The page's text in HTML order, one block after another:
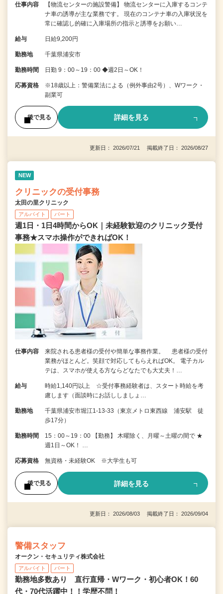
仕事内容
【物流センターの施設警備】 物流センターに入庫するコンテ
ナ車の誘導が主な業務です。 現在のコンテナ車の入庫状況を
常に確認し的確に入庫場所の指示と誘導をお願い…
給与 日給9,200円
勤務地 千葉県浦安市
勤務時間 日勤 9：00～19：00 ◆週2日～OK！
応募資格
※18歳以上：警備業法による（例外事由2号）、Wワーク・
副業可
後で見る 詳細を見る
更新日： 2026/07/21 掲載終了日： 2026/08/27
NEW
クリニックの受付事務
太田の里クリニック
アルバイト パート
週1日・1日4時間からOK｜未経験歓迎のクリニック受付
事務★スマホ操作ができればOK！
仕事内容
来院される患者様の受付や簡単な事務作業。 患者様の受付
業務がほとんど。笑顔で対応してもらえればOK。 電子カル
テは、スマホが使える方ならどなたでも大丈夫！…
給与
時給1,140円以上 ☆受付事務経験者は、スタート時給を考
慮します（面談時にお話ししましょ…
勤務地
千葉県浦安市堀江1-13-33（東京メトロ東西線 浦安駅 徒
歩17分）
勤務時間
15：00～19：00 【勤務】 木曜除く、月曜～土曜の間で ★
週1日～OK！ …
応募資格 無資格・未経験OK ※大学生も可
後で見る 詳細を見る
更新日： 2026/08/03 掲載終了日： 2026/09/04
警備スタッフ
オークン・セキュリティ株式会社
アルバイト パート
勤務地多数あり 直行直帰・Wワーク・初心者OK！60
代・70代活躍中！！学歴不問！